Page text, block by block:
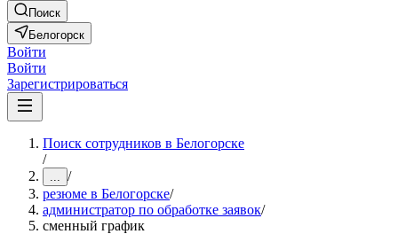
Поиск
Белогорск
Войти
Войти
Зарегистрироваться
Поиск сотрудников в Белогорске
/
... /
резюме в Белогорске/
администратор по обработке заявок/
сменный график